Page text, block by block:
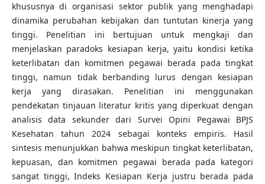
khususnya di organisasi sektor publik yang menghadapi
dinamika perubahan kebijakan dan tuntutan kinerja yang
tinggi. Penelitian ini bertujuan untuk mengkaji dan
menjelaskan paradoks kesiapan kerja, yaitu kondisi ketika
keterlibatan dan komitmen pegawai berada pada tingkat
tinggi, namun tidak berbanding lurus dengan kesiapan
kerja yang dirasakan. Penelitian ini menggunakan
pendekatan tinjauan literatur kritis yang diperkuat dengan
analisis data sekunder dari Survei Opini Pegawai BPJS
Kesehatan tahun 2024 sebagai konteks empiris. Hasil
sintesis menunjukkan bahwa meskipun tingkat keterlibatan,
kepuasan, dan komitmen pegawai berada pada kategori
sangat tinggi, Indeks Kesiapan Kerja justru berada pada